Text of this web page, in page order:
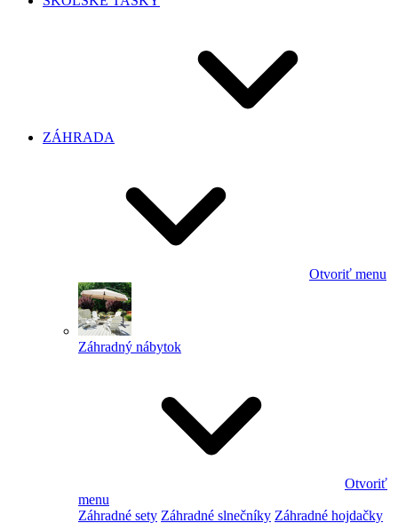
ZÁHRADA
Otvoriť menu
Záhradný nábytok
Otvoriť
menu
Záhradné sety Záhradné slnečníky Záhradné hojdačky